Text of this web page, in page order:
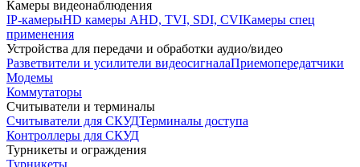
Камеры видеонаблюдения
IP-камерыHD камеры AHD, TVI, SDI, CVIКамеры спец
применения
Устройства для передачи и обработки аудио/видео
Разветвители и усилители видеосигналаПриемопередатчики
Модемы
Коммутаторы
Считыватели и терминалы
Считыватели для СКУДТерминалы доступа
Контроллеры для СКУД
Турникеты и ограждения
Турникеты